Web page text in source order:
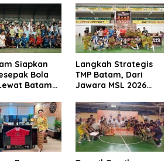
Siapkan
Bola
Batam
Football
2026
Langkah Strategis
TMP Batam, Dari
Jawara MSL 2026
Internasional